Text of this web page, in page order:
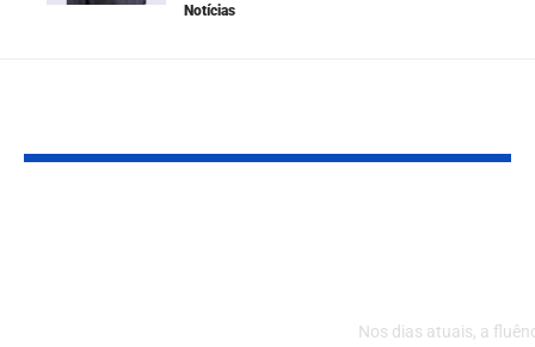
Notícias
Nos dias atuais, a